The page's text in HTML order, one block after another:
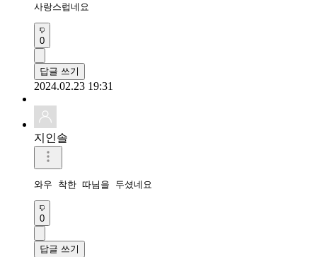
사랑스럽네요
0
답글 쓰기
2024.02.23 19:31
지인솔
와우 착한 따님을 두셨네요
0
답글 쓰기